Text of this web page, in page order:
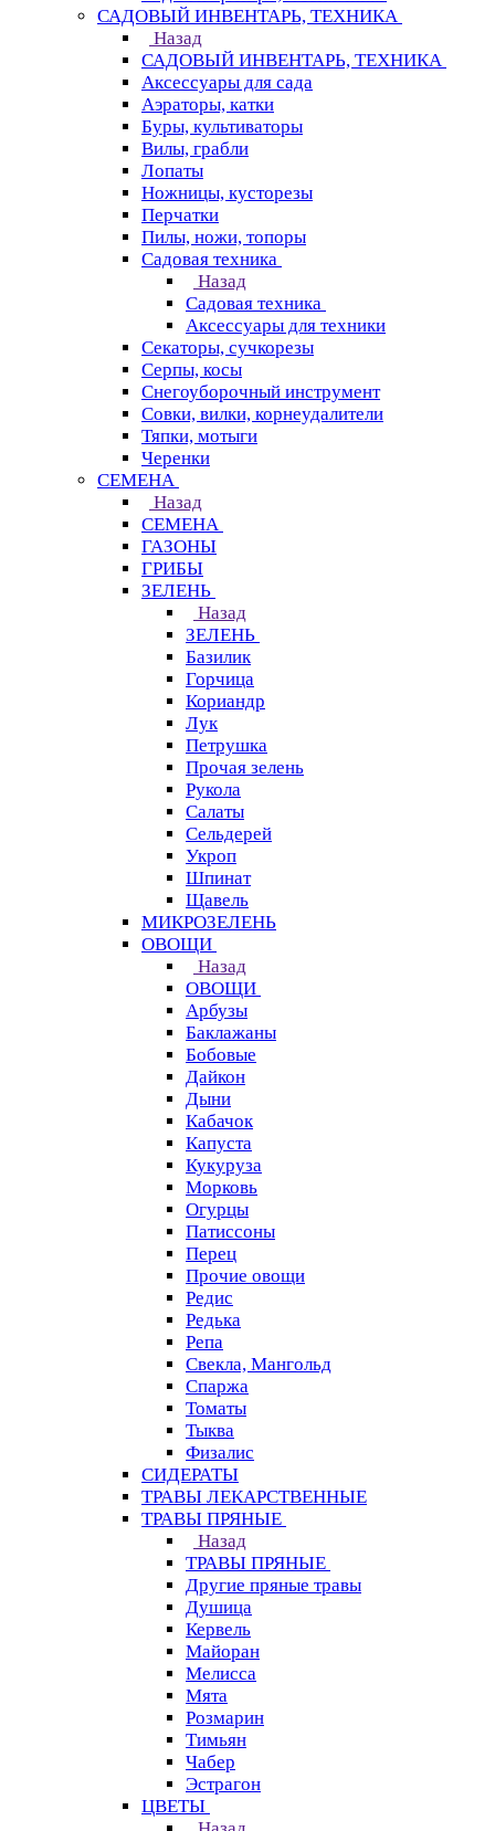
САДОВЫЙ ИНВЕНТАРЬ, ТЕХНИКА
Назад
САДОВЫЙ ИНВЕНТАРЬ, ТЕХНИКА
Аксессуары для сада
Аэраторы, катки
Буры, культиваторы
Вилы, грабли
Лопаты
Ножницы, кусторезы
Перчатки
Пилы, ножи, топоры
Садовая техника
Назад
Садовая техника
Аксессуары для техники
Секаторы, сучкорезы
Серпы, косы
Снегоуборочный инструмент
Совки, вилки, корнеудалители
Тяпки, мотыги
Черенки
СЕМЕНА
Назад
СЕМЕНА
ГАЗОНЫ
ГРИБЫ
ЗЕЛЕНЬ
Назад
ЗЕЛЕНЬ
Базилик
Горчица
Кориандр
Лук
Петрушка
Прочая зелень
Рукола
Салаты
Сельдерей
Укроп
Шпинат
Щавель
МИКРОЗЕЛЕНЬ
ОВОЩИ
Назад
ОВОЩИ
Арбузы
Баклажаны
Бобовые
Дайкон
Дыни
Кабачок
Капуста
Кукуруза
Морковь
Огурцы
Патиссоны
Перец
Прочие овощи
Редис
Редька
Репа
Свекла, Мангольд
Спаржа
Томаты
Тыква
Физалис
СИДЕРАТЫ
ТРАВЫ ЛЕКАРСТВЕННЫЕ
ТРАВЫ ПРЯНЫЕ
Назад
ТРАВЫ ПРЯНЫЕ
Другие пряные травы
Душица
Кервель
Майоран
Мелисса
Мята
Розмарин
Тимьян
Чабер
Эстрагон
ЦВЕТЫ